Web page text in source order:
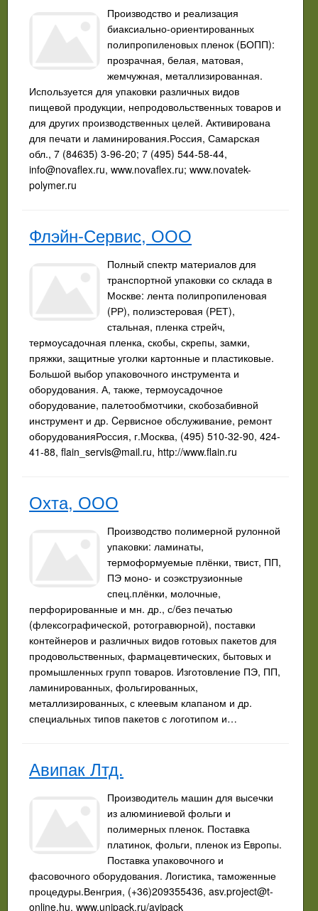
Производство и реализация
биаксиально-ориентированных
полипропиленовых пленок (БОПП):
прозрачная, белая, матовая,
жемчужная, металлизированная.
Используется для упаковки различных видов
пищевой продукции, непродовольственных товаров и
для других производственных целей. Активирована
для печати и ламинирования.Россия, Самарская
обл., 7 (84635) 3-96-20; 7 (495) 544-58-44,
info@novaflex.ru, www.novaflex.ru; www.novatek-
polymer.ru
Флэйн-Сервис, ООО
Полный спектр материалов для
транспортной упаковки со склада в
Москве: лента полипропиленовая
(РР), полиэстеровая (РЕТ),
стальная, пленка стрейч,
термоусадочная пленка, скобы, скрепы, замки,
пряжки, защитные уголки картонные и пластиковые.
Большой выбор упаковочного инструмента и
оборудования. А, также, термоусадочное
оборудование, палетообмотчики, скобозабивной
инструмент и др. Cервисное обслуживание, ремонт
оборудованияРоссия, г.Москва, (495) 510-32-90, 424-
41-88, flain_servis@mail.ru, http://www.flain.ru
Охта, ООО
Производство полимерной рулонной
упаковки: ламинаты,
термоформуемые плёнки, твист, ПП,
ПЭ моно- и соэкструзионные
спец.плёнки, молочные,
перфорированные и мн. др., с/без печатью
(флексографической, ротогравюрной), поставки
контейнеров и различных видов готовых пакетов для
продовольственных, фармацевтических, бытовых и
промышленных групп товаров. Изготовление ПЭ, ПП,
ламинированных, фольгированных,
металлизированных, с клеевым клапаном и др.
специальных типов пакетов с логотипом и…
Авипак Лтд.
Производитель машин для высечки
из алюминиевой фольги и
полимерных пленок. Поставка
платинок, фольги, пленок из Европы.
Поставка упаковочного и
фасовочного оборудования. Логистика, таможенные
процедуры.Венгрия, (+36)209355436, asv.project@t-
online.hu, www.unipack.ru/avipack